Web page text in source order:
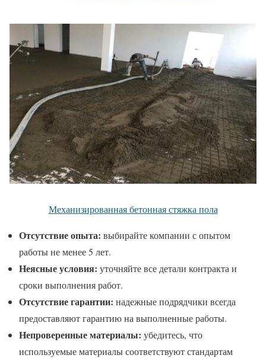
Механизированная бетонная стяжка пола
Отсутствие опыта: выбирайте компании с опытом
работы не менее 5 лет.
Неясные условия: уточняйте все детали контракта и
сроки выполнения работ.
Отсутствие гарантии: надежные подрядчики всегда
предоставляют гарантию на выполненные работы.
Непроверенные материалы: убедитесь, что
используемые материалы соответствуют стандартам